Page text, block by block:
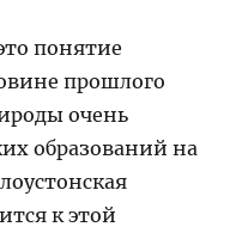
понятие
прошлого
очень
образований на
к этой